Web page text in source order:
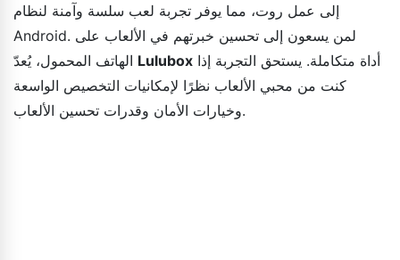
إلى عمل روت، مما يوفر تجربة لعب سلسة وآمنة لنظام
Android. لمن يسعون إلى تحسين خبرتهم في الألعاب على
Lulubox
كنت من محبي الألعاب نظرًا لإمكانيات التخصيص الواسعة
وخيارات الأمان وقدرات تحسين الألعاب.